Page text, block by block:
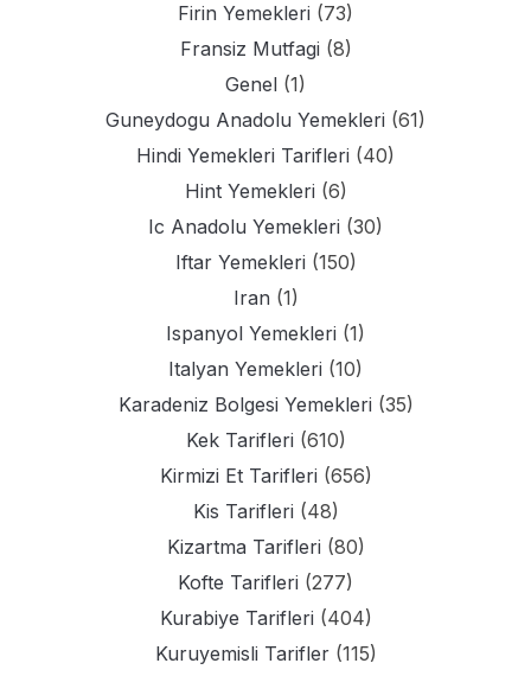
Firin Yemekleri (73)
Fransiz Mutfagi (8)
Genel (1)
Guneydogu Anadolu Yemekleri (61)
Hindi Yemekleri Tarifleri (40)
Hint Yemekleri (6)
Ic Anadolu Yemekleri (30)
Iftar Yemekleri (150)
Iran (1)
Ispanyol Yemekleri (1)
Italyan Yemekleri (10)
Karadeniz Bolgesi Yemekleri (35)
Kek Tarifleri (610)
Kirmizi Et Tarifleri (656)
Kis Tarifleri (48)
Kizartma Tarifleri (80)
Kofte Tarifleri (277)
Kurabiye Tarifleri (404)
Kuruyemisli Tarifler(115)